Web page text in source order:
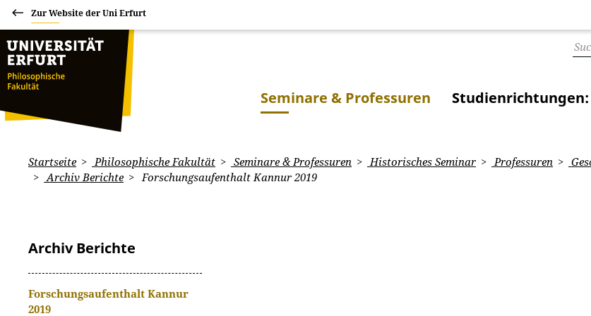
Zur Website der Uni Erfurt
Seminare & Professuren
Startseite Philosophische Fakultät Seminare & Professuren Historisches Seminar Professuren
Archiv Berichte
Forschungsaufenthalt Kannur 2019
Archiv Berichte
Forschungsaufenthalt Kannur
2019